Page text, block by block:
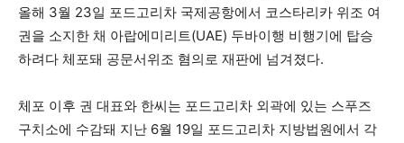
올해 3월 23일 포드고리차 국제공항에서 코스타리카 위조 여
권을 소지한 채 아랍에미리트(UAE) 두바이행 비행기에 탑승
하려다 체포돼 공문서위조 혐의로 재판에 넘겨졌다.
체포 이후 권 대표와 한씨는 포드고리차 외곽에 있는 스푸즈
구치소에 수감돼 지난 6월 19일 포드고리차 지방법원에서 각